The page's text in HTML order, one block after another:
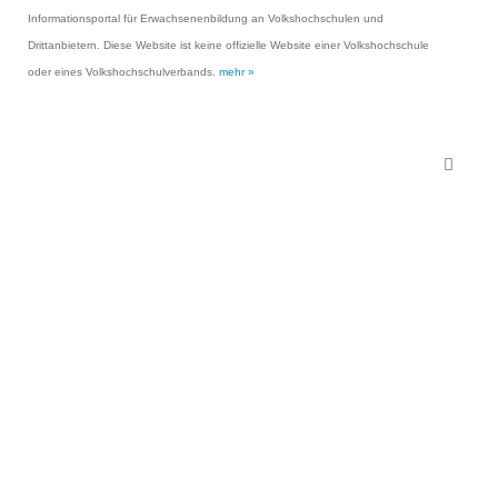
Informationsportal für Erwachsenenbildung an Volkshochschulen und
Drittanbietern. Diese Website ist keine offizielle Website einer Volkshochschule
oder eines Volkshochschulverbands. mehr »